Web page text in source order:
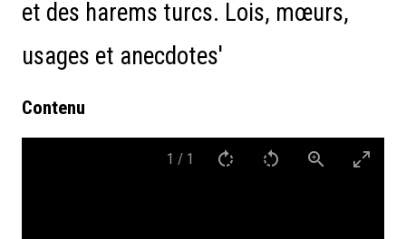
et des harems turcs. Lois, mœurs,
usages et anecdotes'
Contenu
1 / 1